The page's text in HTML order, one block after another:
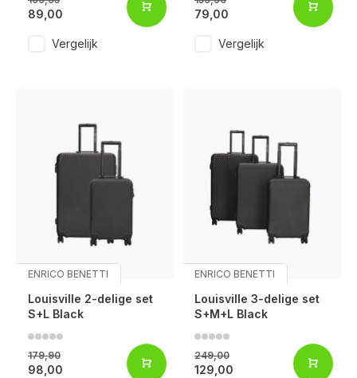
89,00
Vergelijk
79,00
Vergelijk
ENRICO BENETTI
Louisville 2-delige set
S+L Black
179,90
98,00
ENRICO BENETTI
Louisville 3-delige set
S+M+L Black
249,00
129,00